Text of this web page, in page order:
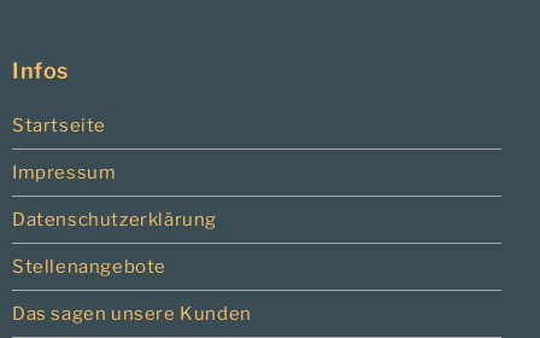
Infos
Startseite
Impressum
Datenschutzerklärung
Stellenangebote
Das sagen unsere Kunden